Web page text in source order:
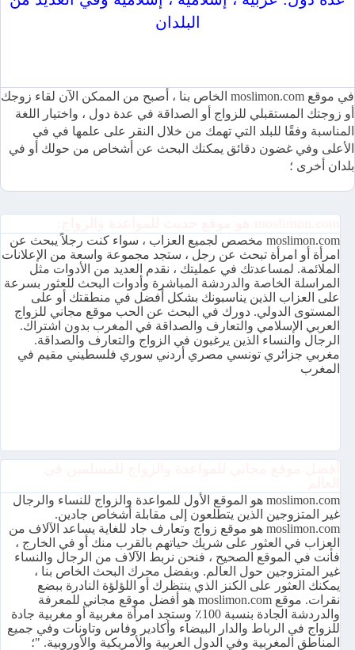
البلدان
في موقع moslimon.com الخاص بنا ، أصبح من الممكن الآن لقاء زوجك
أو زوجتك المستقبلي للزواج أو الصداقة في عدة دول ، واختيار اللغة
المناسبة وفقًا للبلد التي تهمك من خلال النقر على علمها في في
الأعلى وفي غضون دقائق يمكنك البحث عن أشخاص من حولك أو في
بلدان أخرى ؛
moslimon.com مخصص لجميع العزاب ، سواء كنت رجلاً يبحث عن
امرأة أو امرأة تبحث عن رجل ، ستجد مجموعة واسعة من الإعلانات
الملائمة. لمساعدتك في عمليتك ، نقدم العديد من الأدوات مثل
المراسلة الخاصة والدردشة المباشرة وأدوات البحث للعثور بسرعة
على العزاب الذين يناسبونك بشكل أفضل في منطقتك أو على
المستوى الدولي. دورك في البحث عن الحب موقع مجاني للزواج
العربي الإسلامي والتعارف والصداقة في المغرب بدون اشتراك.
الرجال والنساء الذين يرغبون في الزواج والتعارف والصداقة.
مغربي جزائري تونسي مصري أردني سوري فلسطيني مقيم في
المغرب
moslimon.com هو الموقع الأول للمواعدة والزواج للنساء والرجال
غير المتزوجين الذين يتطلعون إلى مقابلة أشخاص جادين.
moslimon.com هو موقع زواج وتعارف جاد للغاية يساعد الآلاف من
العزاب في العثور على شريك حياتهم بالقرب منك أو في الخارج ،
فأنت في الموقع الصحيح ، فنحن نربط الآلاف من الرجال والنساء
غير المتزوجين حول العالم. وبفضل محرك البحث الخاص بنا ،
يمكنك العثور على الكنز الذي ينتظرك أو اللؤلؤة النادرة ببضع
نقرات. موقع moslimon.com هو أفضل موقع مجاني للمعرفة
والدردشة الجادة بنسبة 100٪ وستجد امرأة مغربية أو مغربية جادة
للزواج في الرباط والدار البيضاء وأكادير وفاس وتاونات وفي جميع
المناطق المغربية وفي الدول العربية والأمريكية والأوروبية. "؛